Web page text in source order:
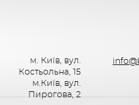
м. Київ, вул.
Костьольна, 15
м.Київ, вул.
Пирогова, 2